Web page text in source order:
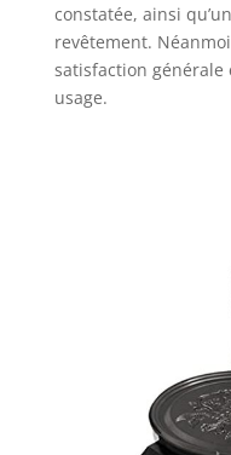
constatée, ainsi
revêtement.
satisfaction générale
usage.